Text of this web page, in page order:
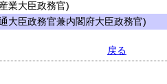
業大臣政務官)
大臣政務官兼内閣府大臣政務官)
戻る